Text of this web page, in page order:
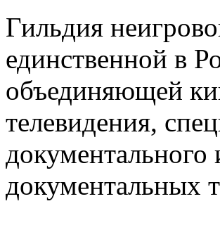
Гильдия
единственной в
объединяющей
телевидения,
документальных